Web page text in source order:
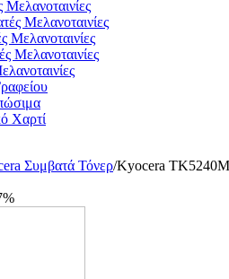
Μελανοταινίες
Μελανοταινίες
Μελανοταινίες
Χαρτί
Συμβατά Τόνερ/Kyocera